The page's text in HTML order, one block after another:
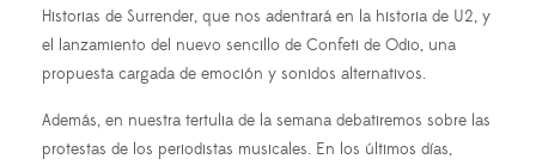
Historias de Surrender, que nos adentrará en la historia de U2, y
el lanzamiento del nuevo sencillo de Confeti de Odio, una
propuesta cargada de emoción y sonidos alternativos.
Además, en nuestra tertulia de la semana debatiremos sobre las
protestas de los periodistas musicales. En los últimos días,